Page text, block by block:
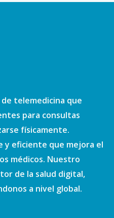
telemedicina que
para consultas
físicamente.
y eficiente que mejora el
médicos. Nuestro
de la salud digital,
a nivel global.